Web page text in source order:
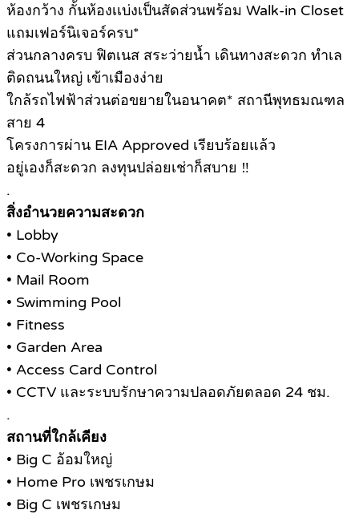
ห้องกว้าง กั้นห้องเเบ่งเป็นสัดส่วนพร้อม Walk-in Closet
แถมเฟอร์นิเจอร์ครบ*
ส่วนกลางครบ ฟิตเนส สระว่ายน้ำ เดินทางสะดวก ทำเล
ติดถนนใหญ่ เข้าเมืองง่าย
ใกล้รถไฟฟ้าส่วนต่อขยายในอนาคต* สถานีพุทธมณฑล
สาย 4
โครงการผ่าน EIA Approved เรียบร้อยแล้ว
อยู่เองก็สะดวก ลงทุนปล่อยเช่าก็สบาย ‼
.
สิ่งอำนวยความสะดวก
• Lobby
• Co-Working Space
• Mail Room
• Swimming Pool
• Fitness
• Garden Area
• Access Card Control
• CCTV และระบบรักษาความปลอดภัยตลอด 24 ชม.
.
สถานที่ใกล้เคียง
• Big C อ้อมใหญ่
• Home Pro เพชรเกษม
• Big C เพชรเกษม